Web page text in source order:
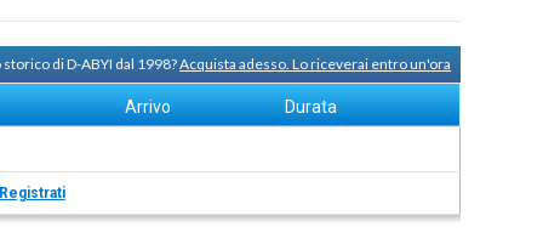
di D-ABYI dal 1998?Acquista adesso. Lo riceverai entro un'ora
Arrivo Durata